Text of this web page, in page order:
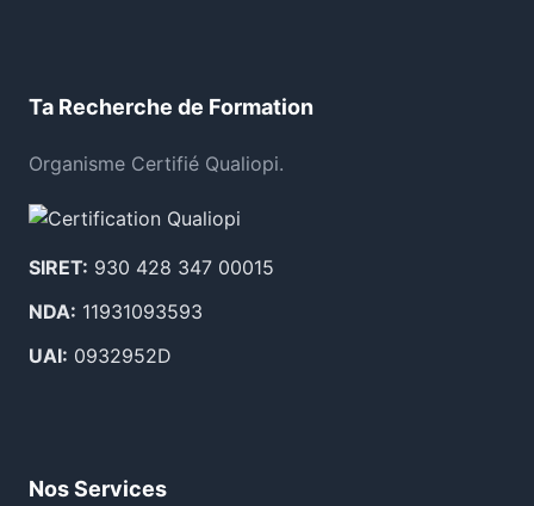
Ta Recherche de Formation
Organisme Certifié Qualiopi.
SIRET: 930 428 347 00015
NDA: 11931093593
UAI: 0932952D
Nos Services